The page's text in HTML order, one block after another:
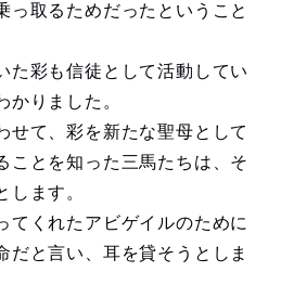
っ取るためだったということ
た彩も信徒として活動してい
かりました。
せて、彩を新たな聖母として
ことを知った三馬たちは、そ
します。
てくれたアビゲイルのために
だと言い、耳を貸そうとしま